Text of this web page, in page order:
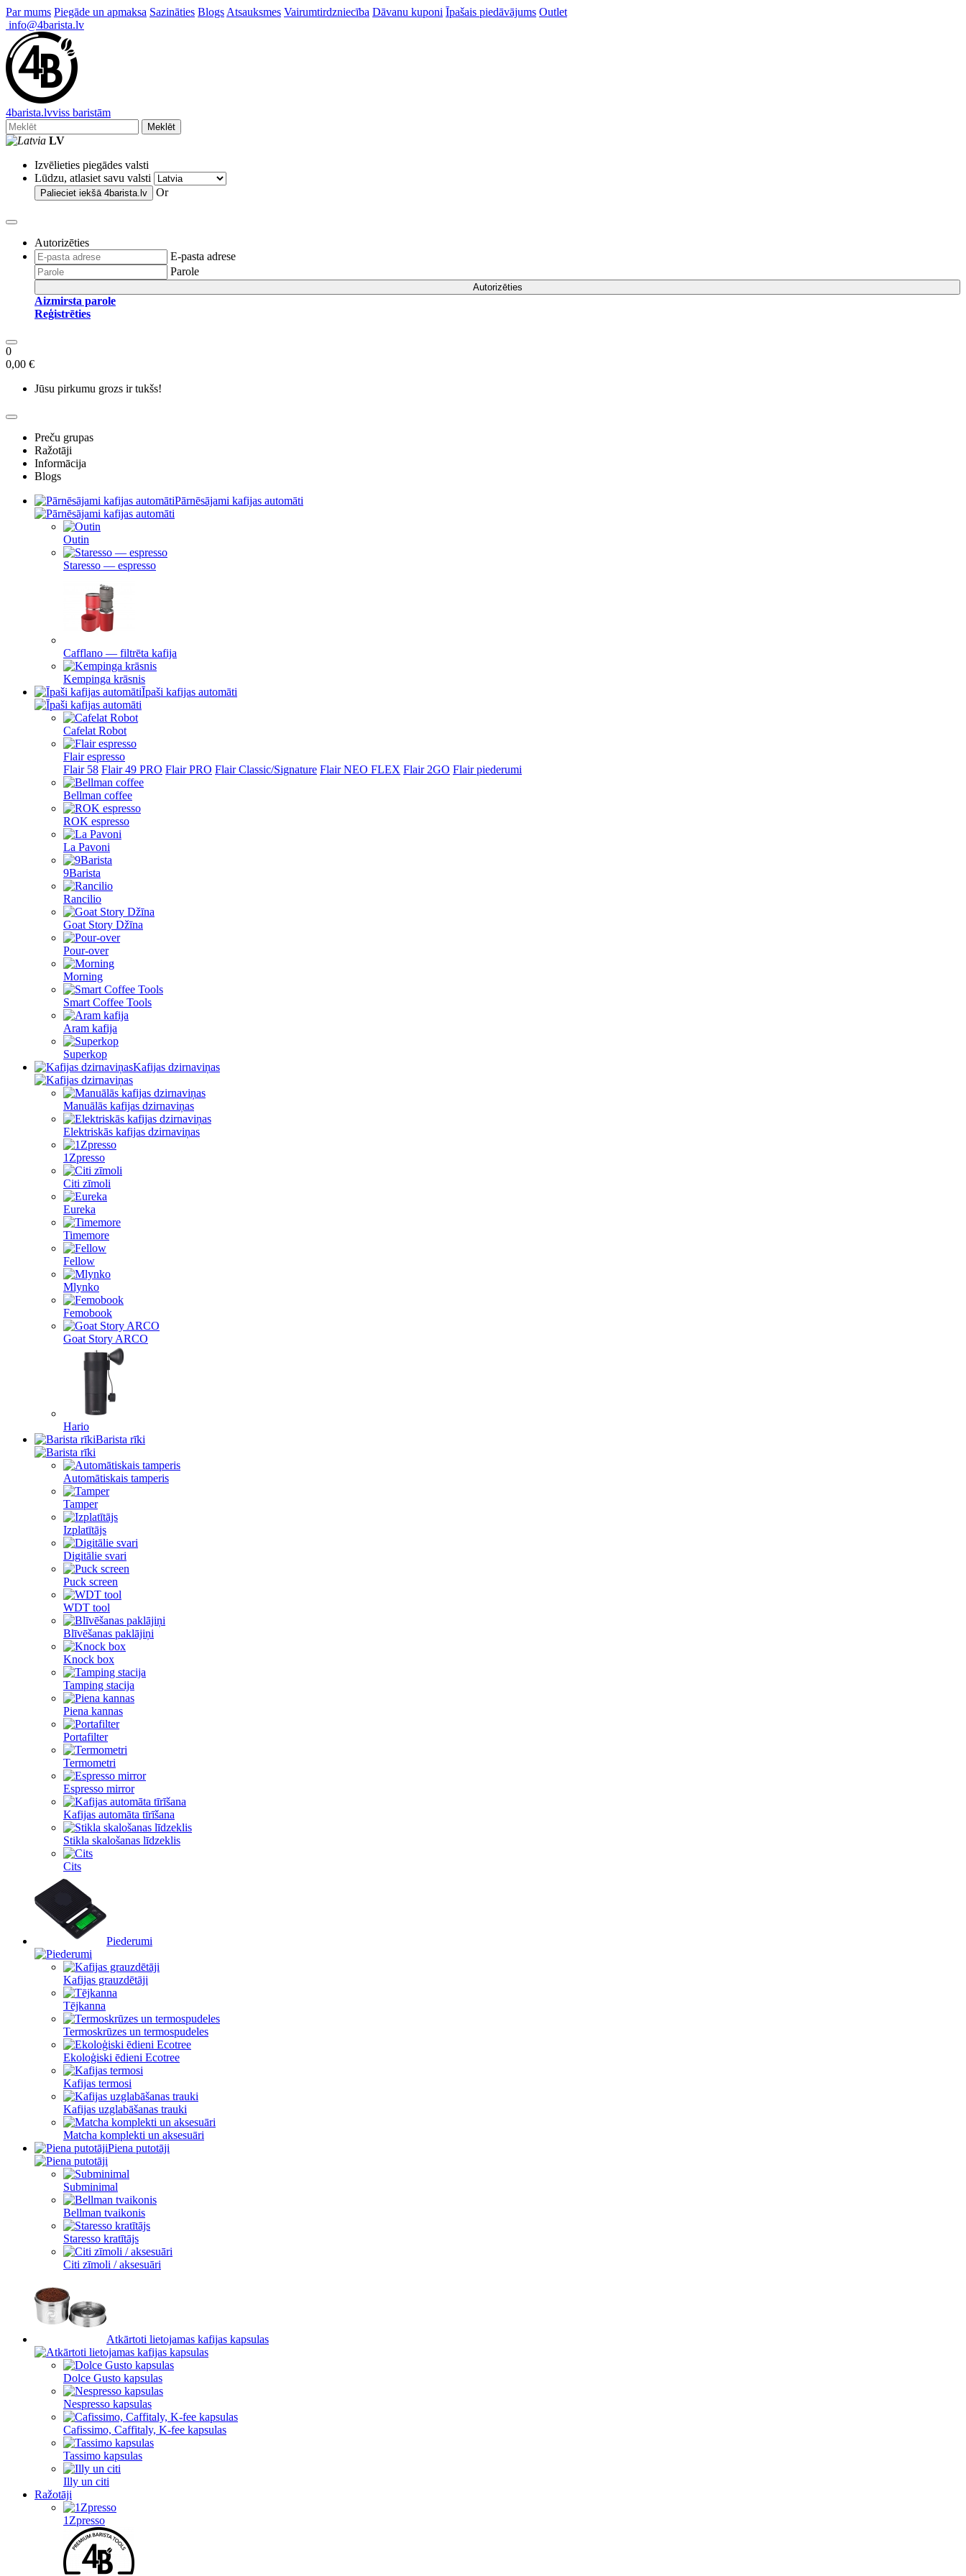
Par mums Piegāde un apmaksa Sazināties Blogs Atsauksmes Vairumtirdzniecība Dāvanu kuponi Īpašais piedāvājums Outlet
info@4barista.lv
4barista.lvviss baristām
Meklēt
LV
Izvēlieties piegādes valsti
Lūdzu, atlasiet savu valsti
Palieciet iekšā 4barista.lv Or
Autorizēties
E-pasta adrese
Parole
Autorizēties
Aizmirsta parole
Reģistrēties
0
0,00 €
Jūsu pirkumu grozs ir tukšs!
Preču grupas
Ražotāji
Informācija
Blogs
Pārnēsājami kafijas automāti
Outin
Staresso — espresso
Cafflano — filtrēta kafija
Kempinga krāsnis
Īpaši kafijas automāti
Cafelat Robot
Flair espresso
Flair 58 Flair 49 PRO Flair PRO Flair Classic/Signature Flair NEO FLEX Flair 2GO Flair piederumi
Bellman coffee
ROK espresso
La Pavoni
9Barista
Rancilio
Goat Story Džīna
Pour-over
Morning
Smart Coffee Tools
Aram kafija
Superkop
Kafijas dzirnaviņas
Manuālās kafijas dzirnaviņas
Elektriskās kafijas dzirnaviņas
1Zpresso
Citi zīmoli
Eureka
Timemore
Fellow
Mlynko
Femobook
Goat Story ARCO
Hario
Barista rīki
Automātiskais tamperis
Tamper
Izplatītājs
Digitālie svari
Puck screen
WDT tool
Blīvēšanas paklājiņi
Knock box
Tamping stacija
Piena kannas
Portafilter
Termometri
Espresso mirror
Kafijas automāta tīrīšana
Stikla skalošanas līdzeklis
Cits
Piederumi
Kafijas grauzdētāji
Tējkanna
Termoskrūzes un termospudeles
Ekoloģiski ēdieni Ecotree
Kafijas termosi
Kafijas uzglabāšanas trauki
Matcha komplekti un aksesuāri
Piena putotāji
Subminimal
Bellman tvaikonis
Staresso kratītājs
Citi zīmoli / aksesuāri
Atkārtoti lietojamas kafijas kapsulas
Dolce Gusto kapsulas
Nespresso kapsulas
Cafissimo, Caffitaly, K-fee kapsulas
Tassimo kapsulas
Illy un citi
Ražotāji
1Zpresso